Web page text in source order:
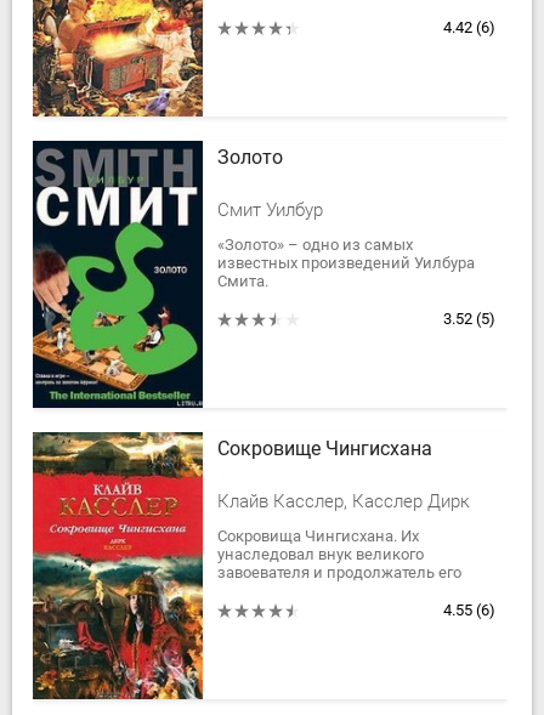
фьорды… Где только не пришлось
4.42 (6)
Золото
Смит Уилбур
«Золото» – одно из самых
известных произведений Уилбура
Смита.
суперпопулярного фильма с
3.52 (5)
Сокровище Чингисхана
Клайв Касслер, Касслер Дирк
Сокровища Чингисхана. Их
унаследовал внук великого
завоевателя и продолжатель его
Хубилай... Легенда гласит, что 4.55 (6)